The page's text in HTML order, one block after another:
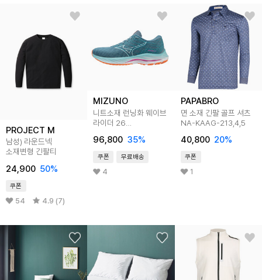
PROJECT M
남성) 라운드넥
소재변형 긴팔티
24,900 50%
쿠폰
54 4.9 (7)
MIZUNO
니트소재 런닝화 웨이브
라이더 26
96,800 35%
쿠폰 무료배송
4
PAPABRO
면 소재 긴팔 골프 셔츠
NA-KAAG-213,4,5
40,800 20%
쿠폰
1